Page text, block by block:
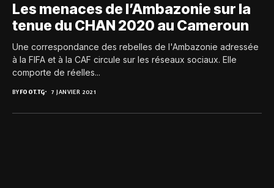
Les menaces de l’Ambazonie sur la
tenue du CHAN 2020 au Cameroun
Une correspondance des rebelles de l'Ambazonie adressée
à la FIFA et à la CAF circule sur les réseaux sociaux. Elle
comporte de réelles...
BYFOOT.TG 7 JANVIER 2021